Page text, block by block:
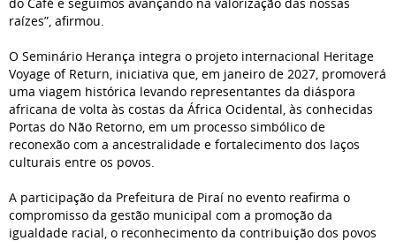
raízes”, afirmou.
O Seminário Herança integra o projeto internacional Heritage
Voyage of Return, iniciativa que, em janeiro de 2027, promoverá
uma viagem histórica levando representantes da diáspora
africana de volta às costas da África Ocidental, às conhecidas
Portas do Não Retorno, em um processo simbólico de
reconexão com a ancestralidade e fortalecimento dos laços
culturais entre os povos.
A participação da Prefeitura de Piraí no evento reafirma o
compromisso da gestão municipal com a promoção da
igualdade racial, o reconhecimento da contribuição dos povos